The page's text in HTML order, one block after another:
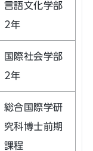
言語文化学部
2年
国際社会学部
2年
総合国際学研
究科博士前期
課程